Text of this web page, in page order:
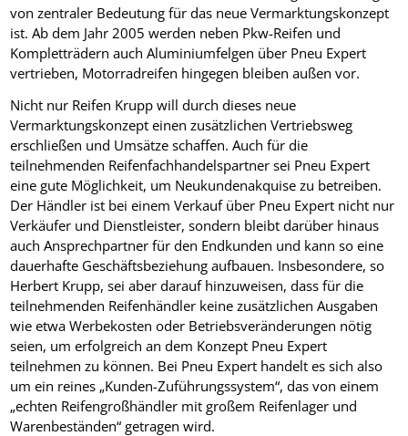
von zentraler Bedeutung für das neue Vermarktungskonzept
ist. Ab dem Jahr 2005 werden neben Pkw-Reifen und
Kompletträdern auch Aluminiumfelgen über Pneu Expert
vertrieben, Motorradreifen hingegen bleiben außen vor.
Nicht nur Reifen Krupp will durch dieses neue
Vermarktungskonzept einen zusätzlichen Vertriebsweg
erschließen und Umsätze schaffen. Auch für die
teilnehmenden Reifenfachhandelspartner sei Pneu Expert
eine gute Möglichkeit, um Neukundenakquise zu betreiben.
Der Händler ist bei einem Verkauf über Pneu Expert nicht nur
Verkäufer und Dienstleister, sondern bleibt darüber hinaus
auch Ansprechpartner für den Endkunden und kann so eine
dauerhafte Geschäftsbeziehung aufbauen. Insbesondere, so
Herbert Krupp, sei aber darauf hinzuweisen, dass für die
teilnehmenden Reifenhändler keine zusätzlichen Ausgaben
wie etwa Werbekosten oder Betriebsveränderungen nötig
seien, um erfolgreich an dem Konzept Pneu Expert
teilnehmen zu können. Bei Pneu Expert handelt es sich also
um ein reines „Kunden-Zuführungssystem“, das von einem
„echten Reifengroßhändler mit großem Reifenlager und
Warenbeständen“ getragen wird.